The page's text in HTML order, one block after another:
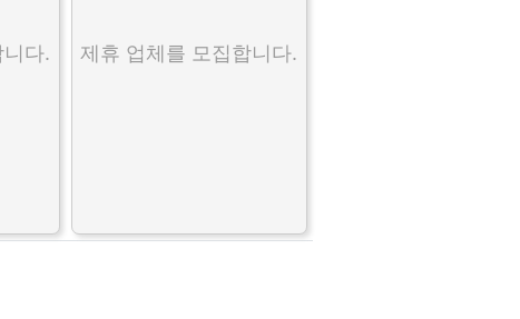
다. 제휴 업체를 모집합니다.